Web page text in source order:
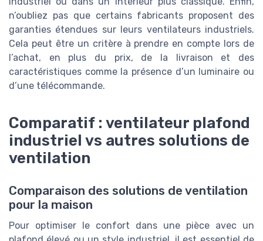
n’oubliez pas que certains fabricants proposent des
garanties étendues sur leurs ventilateurs industriels.
Cela peut être un critère à prendre en compte lors de
l’achat, en plus du prix, de la livraison et des
caractéristiques comme la présence d’un luminaire ou
d’une télécommande.
Comparatif : ventilateur plafond
industriel vs autres solutions de
ventilation
Comparaison des solutions de ventilation
pour la maison
Pour optimiser le confort dans une pièce avec un